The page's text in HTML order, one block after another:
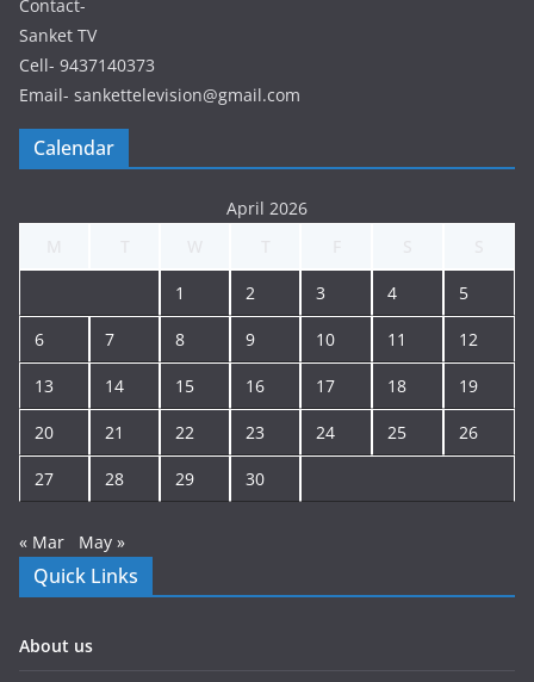
Contact-
Sanket TV
Cell- 9437140373
Email- sankettelevision@gmail.com
Calendar
April 2026
1 2 3 4 5
6 7 8 9 10 11 12
13 14 15 16 17 18 19
20 21 22 23 24 25 26
27 28 29 30
« Mar May »
Quick Links
About us